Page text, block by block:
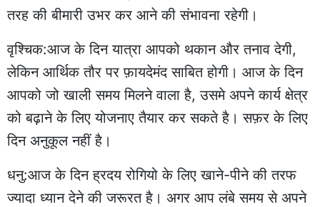
तरह की बीमारी उभर कर आने की संभावना रहेगी।
वृश्चिक:आज के दिन यात्रा आपको थकान और तनाव देगी,
लेकिन आर्थिक तौर पर फ़ायदेमंद साबित होगी। आज के दिन
आपको जो खाली समय मिलने वाला है, उसमे अपने कार्य क्षेत्र
को बढ़ाने के लिए योजनाए तैयार कर सकते है। सफ़र के लिए
दिन अनुकूल नहीं है।
धनु:आज के दिन ह्रदय रोगियो के लिए खाने-पीने की तरफ
ज्यादा ध्यान देने की जरूरत है। अगर आप लंबे समय से अपने